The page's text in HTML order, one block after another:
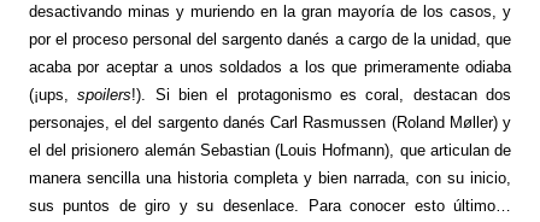
desactivando minas y muriendo en la gran mayoría de los casos, y
por el proceso personal del sargento danés a cargo de la unidad, que
acaba por aceptar a unos soldados a los que primeramente odiaba
(¡ups,spoilers!). Si bien el protagonismo es coral, destacan dos
personajes, el del sargento danés Carl Rasmussen (Roland Møller) y
el del prisionero alemán Sebastian (Louis Hofmann), que articulan de
manera sencilla una historia completa y bien narrada, con su inicio,
sus puntos de giro y su desenlace. Para conocer esto último…